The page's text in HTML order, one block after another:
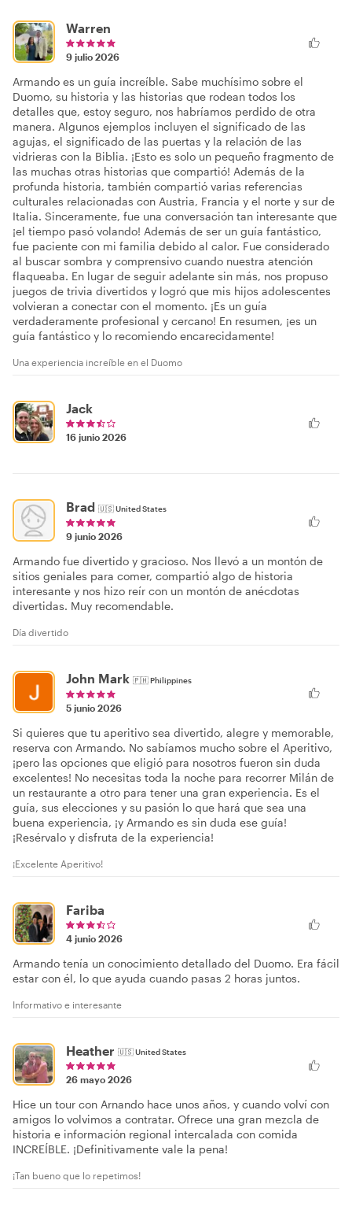
Warren
9 julio 2026
Armando es un guía increíble. Sabe muchísimo sobre el
Duomo, su historia y las historias que rodean todos los
detalles que, estoy seguro, nos habríamos perdido de otra
manera. Algunos ejemplos incluyen el significado de las
agujas, el significado de las puertas y la relación de las
vidrieras con la Biblia. ¡Esto es solo un pequeño fragmento de
las muchas otras historias que compartió! Además de la
profunda historia, también compartió varias referencias
culturales relacionadas con Austria, Francia y el norte y sur de
Italia. Sinceramente, fue una conversación tan interesante que
¡el tiempo pasó volando! Además de ser un guía fantástico,
fue paciente con mi familia debido al calor. Fue considerado
al buscar sombra y comprensivo cuando nuestra atención
flaqueaba. En lugar de seguir adelante sin más, nos propuso
juegos de trivia divertidos y logró que mis hijos adolescentes
volvieran a conectar con el momento. ¡Es un guía
verdaderamente profesional y cercano! En resumen, ¡es un
guía fantástico y lo recomiendo encarecidamente!
Una experiencia increíble en el Duomo
Jack
16 junio 2026
Brad 🇺🇸United States
9 junio 2026
Armando fue divertido y gracioso. Nos llevó a un montón de
sitios geniales para comer, compartió algo de historia
interesante y nos hizo reír con un montón de anécdotas
divertidas. Muy recomendable.
Día divertido
John Mark 🇵🇭Philippines
5 junio 2026
Si quieres que tu aperitivo sea divertido, alegre y memorable,
reserva con Armando. No sabíamos mucho sobre el Aperitivo,
¡pero las opciones que eligió para nosotros fueron sin duda
excelentes! No necesitas toda la noche para recorrer Milán de
un restaurante a otro para tener una gran experiencia. Es el
guía, sus elecciones y su pasión lo que hará que sea una
buena experiencia, ¡y Armando es sin duda ese guía!
¡Resérvalo y disfruta de la experiencia!
¡Excelente Aperitivo!
Fariba
4 junio 2026
Armando tenía un conocimiento detallado del Duomo. Era fácil
estar con él, lo que ayuda cuando pasas 2 horas juntos.
Informativo e interesante
Heather 🇺🇸United States
26 mayo 2026
Hice un tour con Arnando hace unos años, y cuando volví con
amigos lo volvimos a contratar. Ofrece una gran mezcla de
historia e información regional intercalada con comida
INCREÍBLE. ¡Definitivamente vale la pena!
¡Tan bueno que lo repetimos!